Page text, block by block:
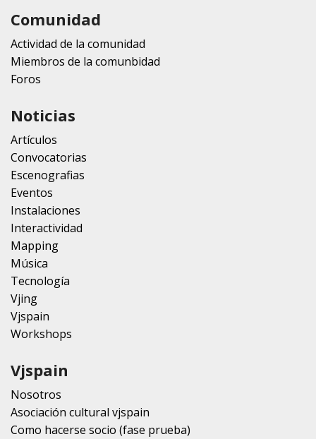
Comunidad
Actividad de la comunidad
Miembros de la comunbidad
Foros
Noticias
Artículos
Convocatorias
Escenografias
Eventos
Instalaciones
Interactividad
Mapping
Música
Tecnología
Vjing
Vjspain
Workshops
Vjspain
Nosotros
Asociación cultural vjspain
Como hacerse socio (fase prueba)